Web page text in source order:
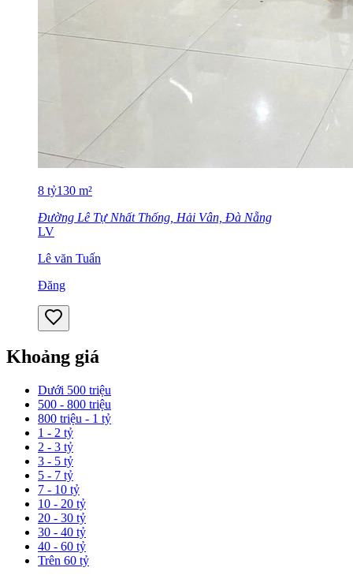
8 tỷ130 m²
Đường Lê Tự Nhất Thống, Hải Vân, Đà Nẵng
LV
Lê văn Tuấn
Đăng
Khoảng giá
Dưới 500 triệu
500 - 800 triệu
800 triệu - 1 tỷ
1 - 2 tỷ
2 - 3 tỷ
3 - 5 tỷ
5 - 7 tỷ
7 - 10 tỷ
10 - 20 tỷ
20 - 30 tỷ
30 - 40 tỷ
40 - 60 tỷ
Trên 60 tỷ